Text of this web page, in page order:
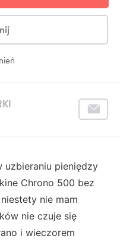
uzbieraniu pieniędzy
Chrono 500 bez
nie mam
nie czuje się
i wieczorem